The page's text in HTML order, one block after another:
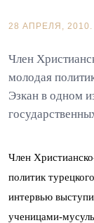
28 АПРЕЛЯ, 2010.
Член
молодая
Эзкан в одном
Член
политик
интервью
ученицами-